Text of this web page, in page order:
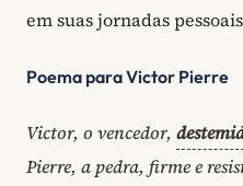
em suas jornadas
Poema para Victor Pierre
Victor, o vencedor,
Pierre, a pedra, firme e